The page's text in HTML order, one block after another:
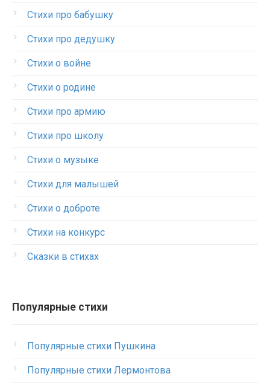
Стихи про бабушку
Стихи про дедушку
Стихи о войне
Стихи о родине
Стихи про армию
Стихи про школу
Стихи о музыке
Стихи для малышей
Стихи о доброте
Стихи на конкурс
Сказки в стихах
Популярные стихи
Популярные стихи Пушкина
Популярные стихи Лермонтова